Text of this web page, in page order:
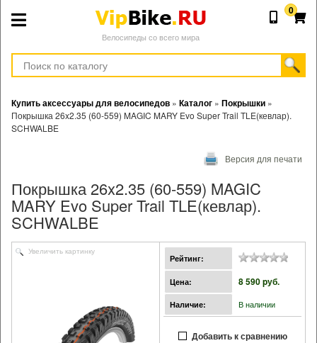
Велосипеды со всего мира
0
Купить аксессуары для велосипедов » Каталог » Покрышки »
Покрышка 26x2.35 (60-559) MAGIC MARY Evo Super Trail TLE(кевлар).
SCHWALBE
Версия для печати
Покрышка 26x2.35 (60-559) MAGIC
MARY Evo Super Trail TLE(кевлар).
SCHWALBE
Увеличить картинку
Рейтинг:
Цена: 8 590 pуб.
Наличие: В наличии
Добавить к сравнению